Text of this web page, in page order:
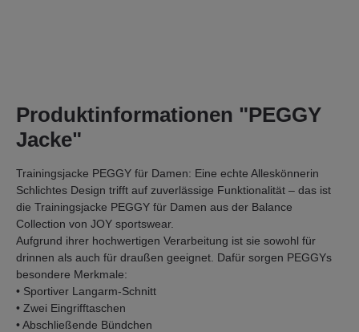
Produktinformationen "PEGGY
Jacke"
Trainingsjacke PEGGY für Damen: Eine echte Alleskönnerin
Schlichtes Design trifft auf zuverlässige Funktionalität – das ist
die Trainingsjacke PEGGY für Damen aus der Balance
Collection von JOY sportswear.
Aufgrund ihrer hochwertigen Verarbeitung ist sie sowohl für
drinnen als auch für draußen geeignet. Dafür sorgen PEGGYs
besondere Merkmale:
• Sportiver Langarm-Schnitt
• Zwei Eingrifftaschen
• Abschließende Bündchen